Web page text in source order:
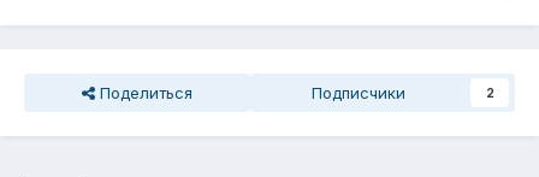
Поделиться Подписчики 2